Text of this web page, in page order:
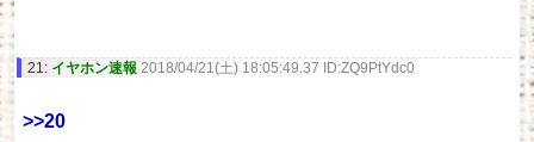
21: イヤホン速報 2018/04/21(土) 18:05:49.37 ID:ZQ9PtYdc0
>>20